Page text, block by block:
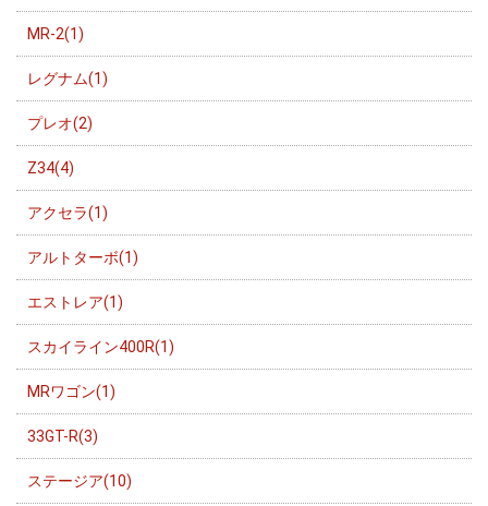
MR-2(1)
レグナム(1)
プレオ(2)
Z34(4)
アクセラ(1)
アルトターボ(1)
エストレア(1)
スカイライン400R(1)
MRワゴン(1)
33GT-R(3)
ステージア(10)